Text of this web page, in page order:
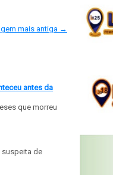
mais antiga →
antes da
que morreu
suspeita de